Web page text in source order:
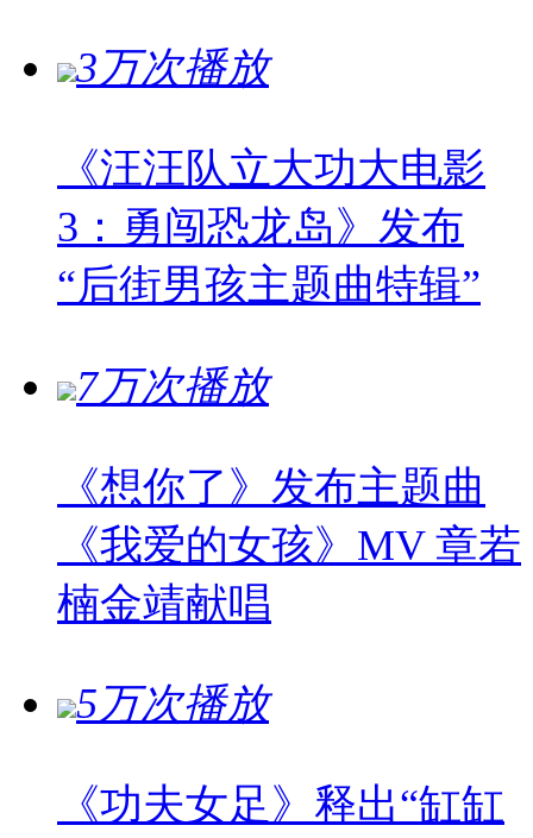
3万次播放
《汪汪队立大功大电影
3：勇闯恐龙岛》发布
“后街男孩主题曲特辑”
7万次播放
《想你了》发布主题曲
《我爱的女孩》MV 章若
楠金靖献唱
5万次播放
《功夫女足》释出“缸缸